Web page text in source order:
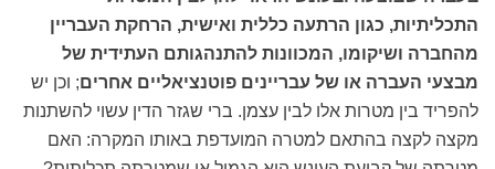
התכליתיות, כגון הרתעה כללית ואישית, הרחקת העבריין
מהחברה ושיקומו, המכוונות להתנהגותם העתידית של
מבצעי העברה או של עבריינים פוטנציאליים אחרים; וכן יש
להפריד בין מטרות אלו לבין עצמן. ברי שגזר הדין עשוי להשתנות
מקצה לקצה בהתאם למטרה המועדפת באותו המקרה: האם